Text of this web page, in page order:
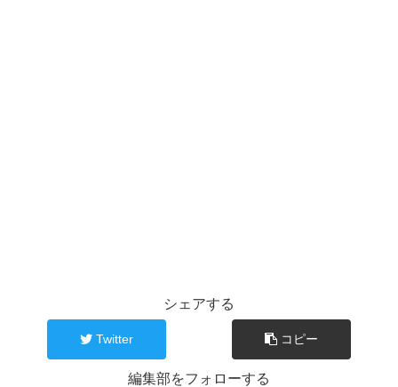
シェアする
Twitter コピー
編集部をフォローする